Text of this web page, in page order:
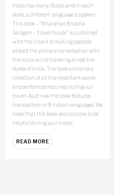
India has many States and in each
state, a different language is spoken.
This book – “Bharatiya Bhasha
Sangam – Travel Guide” is published
with the intent of making possible
atleast the primary conversation with
the locals while traveling across the
states of India. The book contains a
collection of all the important words
and sentences required during our
travel. As of now the book features
translations in 9 Indian languages. We
hope that this book would prove to be
helpful during your travel.
READ MORE